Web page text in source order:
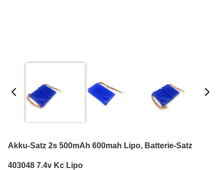
Akku-Satz 2s 500mAh 600mah Lipo, Batterie-Satz
403048 7.4v Kc Lipo